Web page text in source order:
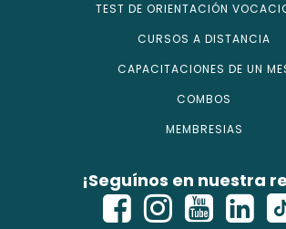
TEST DE ORIENTACIÓN
CURSOS A DISTANCIA
CAPACITACIONES DE UN
COMBOS
MEMBRESIAS
¡Seguínos en nuestra